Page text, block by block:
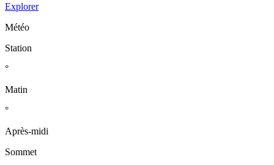
Explorer
Météo
Station
°
Matin
°
Après-midi
Sommet